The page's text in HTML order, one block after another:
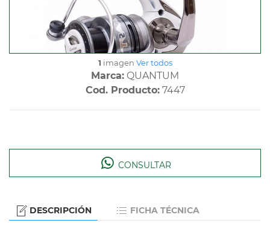
1 imagen Ver todos
Marca: QUANTUM
Cod. Producto:7447
CONSULTAR
DESCRIPCIÓN FICHA TÉCNICA